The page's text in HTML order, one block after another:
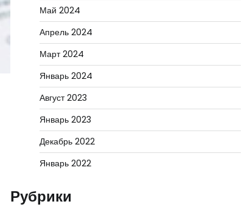
Май 2024
Апрель 2024
Март 2024
Январь 2024
Август 2023
Январь 2023
Декабрь 2022
Январь 2022
Рубрики